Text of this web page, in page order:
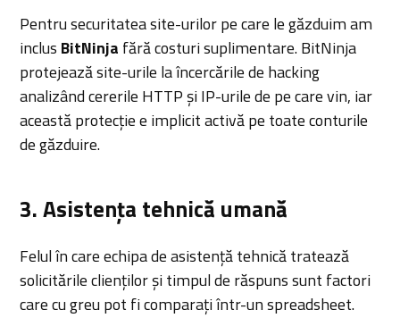
Pentru securitatea site-urilor pe care le găzduim am
inclus BitNinja fără costuri suplimentare. BitNinja
protejează site-urile la încercările de hacking
analizând cererile HTTP și IP-urile de pe care vin, iar
această protecție e implicit activă pe toate conturile
de găzduire.
3. Asistența tehnică umană
Felul în care echipa de asistență tehnică tratează
solicitările clienților și timpul de răspuns sunt factori
care cu greu pot fi comparați într-un spreadsheet.